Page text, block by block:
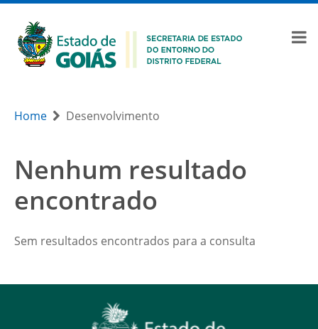
Home Desenvolvimento
Nenhum resultado
encontrado
Sem resultados encontrados para a consulta